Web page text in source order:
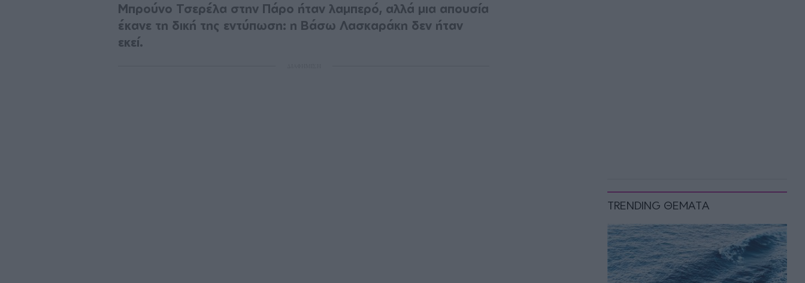
TRENDING ΘΕΜΑΤΑ
Μπρούνο Τσερέλα στην Πάρο ήταν λαμπερό, αλλά μια απουσία
έκανε τη δική της εντύπωση: η Βάσω Λασκαράκη δεν ήταν
εκεί.